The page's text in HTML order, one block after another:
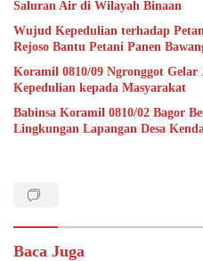
Saluran Air di Wilayah Binaan
Wujud Kepedulian terhadap
Rejoso Bantu Petani Panen
Koramil 0810/09 Ngronggot
Kepedulian kepada Masyarakat
Babinsa Koramil 0810/02 Bagor
Lingkungan Lapangan Desa
Baca Juga